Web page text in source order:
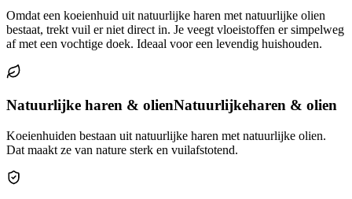
Omdat een koeienhuid uit natuurlijke haren met natuurlijke olien
bestaat, trekt vuil er niet direct in. Je veegt vloeistoffen er simpelweg
af met een vochtige doek. Ideaal voor een levendig huishouden.
Natuurlijke haren & olienNatuurlijkeharen & olien
Koeienhuiden bestaan uit natuurlijke haren met natuurlijke olien.
Dat maakt ze van nature sterk en vuilafstotend.